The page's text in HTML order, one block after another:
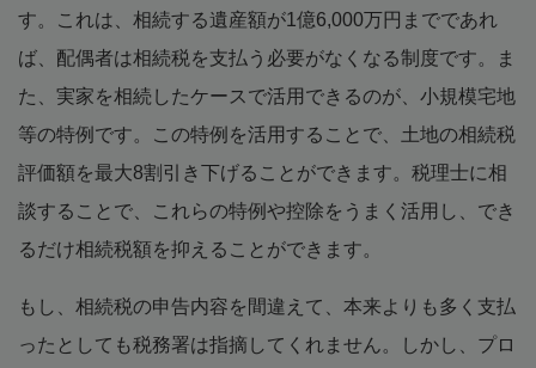
す。これは、相続する遺産額が1億6,000万円までであれ
ば、配偶者は相続税を支払う必要がなくなる制度です。ま
た、実家を相続したケースで活用できるのが、小規模宅地
等の特例です。この特例を活用することで、土地の相続税
評価額を最大8割引き下げることができます。税理士に相
談することで、これらの特例や控除をうまく活用し、でき
るだけ相続税額を抑えることができます。
もし、相続税の申告内容を間違えて、本来よりも多く支払
ったとしても税務署は指摘してくれません。しかし、プロ